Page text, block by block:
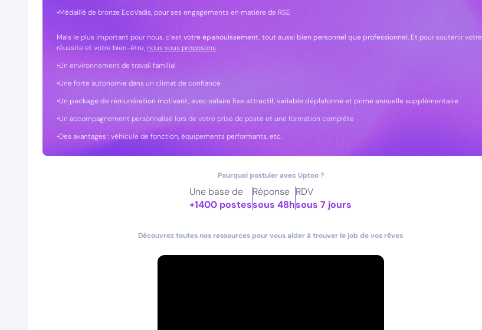
•Médaillé de bronze EcoVadis, pour ses engagements en matière de RSE
Mais le plus important pour nous, c’est votre épanouissement, tout aussi bien personnel que professionnel. Et pour soutenir votre
réussite et votre bien-être,nous vous proposons:
•Un environnement de travail familial
•Une forte autonomie dans un climat de confiance
•Un package de rémunération motivant, avec salaire fixe attractif, variable déplafonné et prime annuelle supplémentaire
•Un accompagnement personnalisé lors de votre prise de poste et une formation complète
•Des avantages : véhicule de fonction, équipements performants, etc.
Pourquoi postuler avec Uptoo ?
Une base de
+1400 postes
Réponse
sous 48h
RDV
sous 7 jours
Découvrez toutes nos ressources pour vous aider à trouver le job de vos rêves